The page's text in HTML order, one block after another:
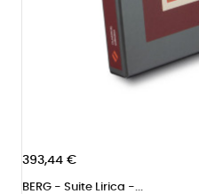
393,44 €
BERG - Suite Lirica -...